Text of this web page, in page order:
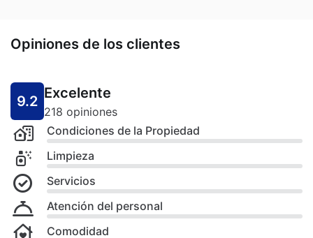
Opiniones de los clientes
9.2 Excelente
218 opiniones
Condiciones de la Propiedad
Limpieza
Servicios
Atención del personal
Comodidad